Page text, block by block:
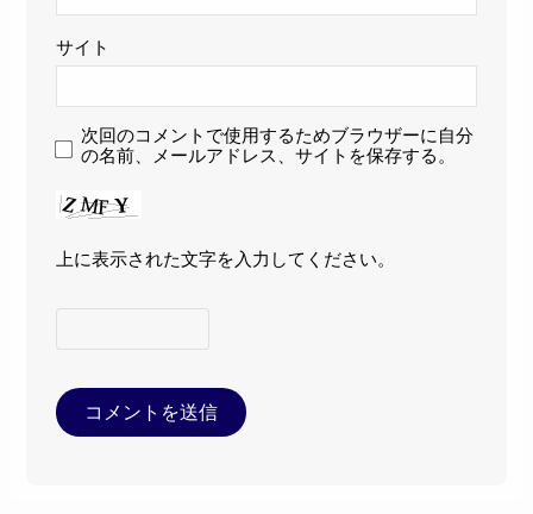
サイト
次回のコメントで使用するためブラウザーに自分
の名前、メールアドレス、サイトを保存する。
上に表示された文字を入力してください。